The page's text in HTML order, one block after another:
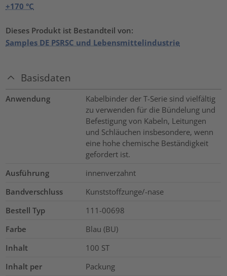
+170 °C
Dieses Produkt ist Bestandteil von:
Samples DE PSRSC und Lebensmittelindustrie
Basisdaten
Anwendung
Kabelbinder der T-Serie sind vielfältig
zu verwenden für die Bündelung und
Befestigung von Kabeln, Leitungen
und Schläuchen insbesondere, wenn
eine hohe chemische Beständigkeit
gefordert ist.
Ausführung
innenverzahnt
Bandverschluss
Kunststoffzunge/-nase
Bestell Typ
111-00698
Farbe
Blau (BU)
Inhalt
100 ST
Inhalt per
Packung